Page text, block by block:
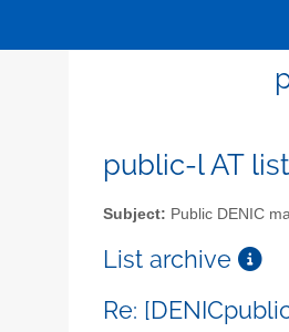
public-l AT
Subject: Public DENIC
List archive
Re: